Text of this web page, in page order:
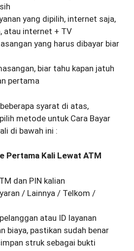
yang dipilih, internet saja,
atau internet + TV
yang harus dibayar biar
biar tahu kapan jatuh
pertama
syarat di atas,
metode untuk Cara Bayar
di bawah ini :
Pertama Kali Lewat ATM
dan PIN kalian
/ Lainnya / Telkom /
atau ID layanan
biaya, pastikan sudah benar
struk sebagai bukti